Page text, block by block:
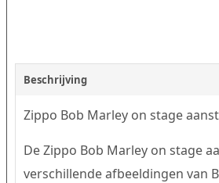
Beschrijving
Zippo Bob Marley on stage
De Zippo Bob Marley on stage
verschillende afbeeldingen van